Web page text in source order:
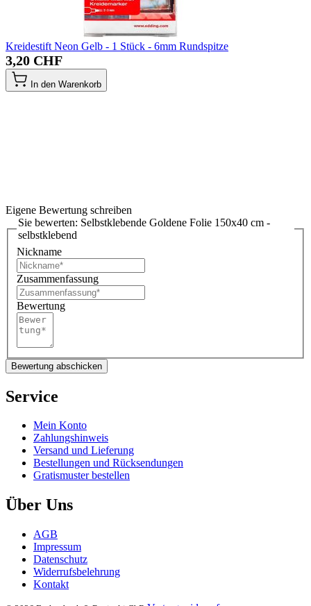
Kreidestift Neon Gelb - 1 Stück - 6mm Rundspitze
3,20 CHF
In den Warenkorb
Eigene Bewertung schreiben
Sie bewerten: Selbstklebende Goldene Folie 150x40 cm -
selbstklebend
Nickname
Zusammenfassung
Bewertung
Bewertung abschicken
Service
Mein Konto
Zahlungshinweis
Versand und Lieferung
Bestellungen und Rücksendungen
Gratismuster bestellen
Über Uns
AGB
Impressum
Datenschutz
Widerrufsbelehrung
Kontakt